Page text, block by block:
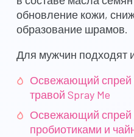
обновление кожи,
образование шрамов.
Для мужчин подходят
Освежающий спрей
травой Spray Me
Освежающий спрей
пробиотиками и